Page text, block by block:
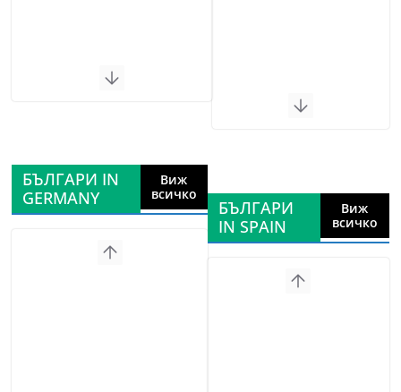
БЪЛГАРИ IN
GERMANY
Виж
всичко
БЪЛГАРИ
IN SPAIN
Виж
всичко